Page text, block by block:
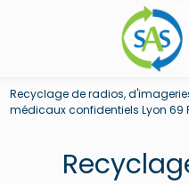
Recyclage de radios,
médicaux confidentiels Lyon 69
Panneau de gestion des